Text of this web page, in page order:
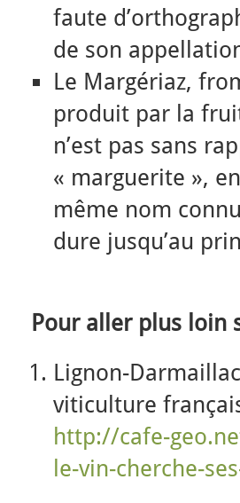
faute
de son
Le Margériaz,
produit par la
n’est pas sans
« marguerite »,
même nom
dure jusqu’au
Pour aller plus loin
Lignon-
viticulture
http://cafe-
le-vin-cherche-